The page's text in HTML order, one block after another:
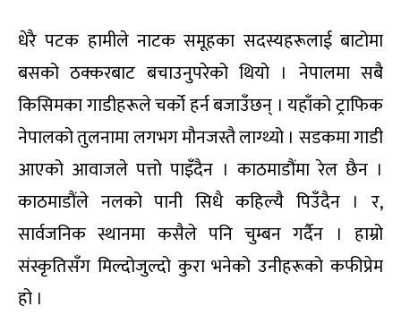
धेरै पटक हामीले नाटक समूहका सदस्यहरूलाई बाटोमा
बसको ठक्करबाट बचाउनुपरेको थियो । नेपालमा सबै
किसिमका गाडीहरूले चर्को हर्न बजाउँछन् । यहाँको ट्राफिक
नेपालको तुलनामा लगभग मौनजस्तै लाग्थ्यो । सडकमा गाडी
आएको आवाजले पत्तो पाइँदैन । काठमाडौंमा रेल छैन ।
काठमाडौंले नलको पानी सिधै कहिल्यै पिउँदैन । र,
सार्वजनिक स्थानमा कसैले पनि चुम्बन गर्दैन । हाम्रो
संस्कृतिसँग मिल्दोजुल्दो कुरा भनेको उनीहरूको कफीप्रेम
हो ।